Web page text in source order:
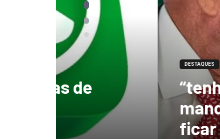
“tenho certeza
mandato, Lula
ficar no Senado”,